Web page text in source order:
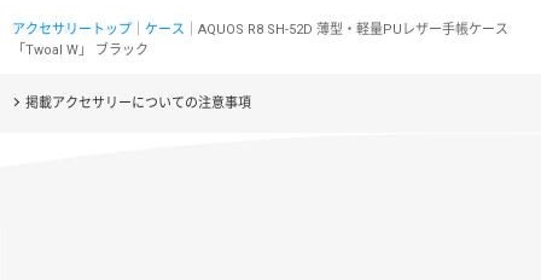
アクセサリートップ ケース ｜AQUOS R8 SH-52D 薄型・軽量PUレザー手帳ケース
「Twoal W」 ブラック
掲載アクセサリーについての注意事項